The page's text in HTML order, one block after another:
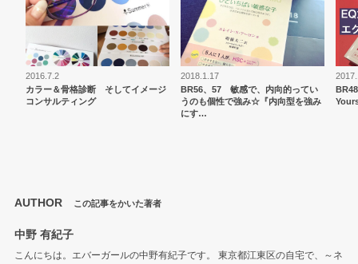
2016.7.2
カラー＆骨格診断 そしてイメージ
コンサルティング
2018.1.17
BR56、57 敏感で、内向的ってい
うのも個性で強み☆『内向型を強み
にす…
AUTHOR この記事をかいた著者
中野 有紀子
こんにちは。エバーガールの中野有紀子です。 東京都江東区の自宅で、～ネ